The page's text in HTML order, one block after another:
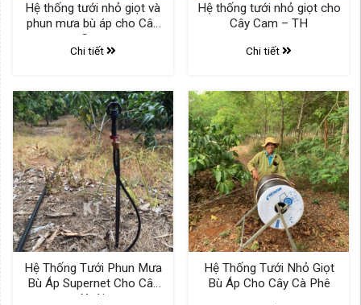
Hệ thống tưới nhỏ giọt và
phun mưa bù áp cho Cây
Cam
Chi tiết
Hệ thống tưới nhỏ giọt cho
Cây Cam – TH
Chi tiết
Hệ Thống Tưới Phun Mưa
Bù Áp Supernet Cho Cây
Xoài
Hệ Thống Tưới Nhỏ Giọt
Bù Áp Cho Cây Cà Phê